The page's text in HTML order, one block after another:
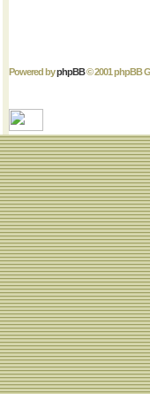
Powered byphpBB© 2001 phpBB